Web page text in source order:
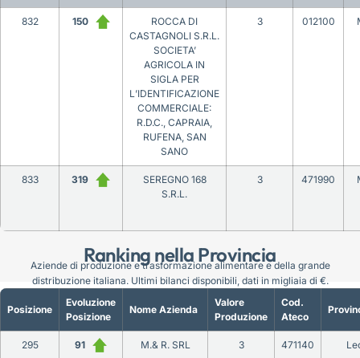
Ranking nella Provincia
832 150
ROCCA DI
CASTAGNOLI S.R.L.
SOCIETA’
AGRICOLA IN
SIGLA PER
L’IDENTIFICAZIONE
COMMERCIALE:
R.D.C., CAPRAIA,
RUFENA, SAN
SANO
3 012100
833 319
SEREGNO 168
S.R.L.
3 471990
Posizione
Evoluzione
Posizione
Nome Azienda
Valore
Produzione
Cod.
Ateco
295 91 M.& R. SRL 3 471140
Aziende di produzione e trasformazione alimentare e della grande
distribuzione italiana. Ultimi bilanci disponibili, dati in migliaia di €.